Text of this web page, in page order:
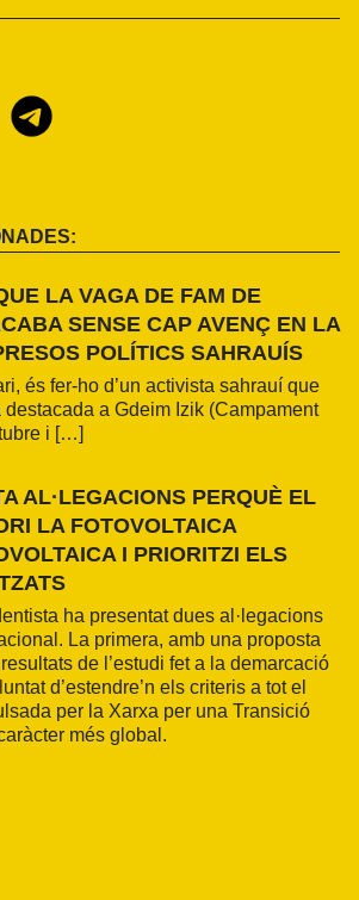
LA VAGA DE FAM DE
SENSE CAP AVENÇ EN LA
POLÍTICS SAHRAUÍS
és fer-ho d’un activista sahrauí que
a Gdeim Izik (Campament
i […]
AL·LEGACIONS PERQUÈ EL
LA FOTOVOLTAICA
I PRIORITZI ELS
ha presentat dues al·legacions
La primera, amb una proposta
de l’estudi fet a la demarcació
d’estendre’n els criteris a tot el
per la Xarxa per una Transició
més global.